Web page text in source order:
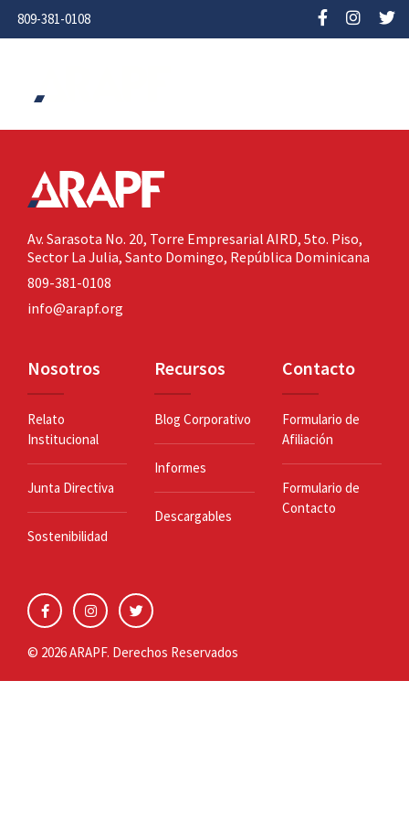
809-381-0108
Av. Sarasota No. 20, Torre Empresarial AIRD, 5to. Piso,
Sector La Julia, Santo Domingo, República Dominicana
809-381-0108
info@arapf.org
Nosotros
Relato
Institucional
Junta Directiva
Sostenibilidad
Recursos
Blog Corporativo
Informes
Descargables
Contacto
Formulario de
Afiliación
Formulario de
Contacto
© 2026 ARAPF. Derechos Reservados